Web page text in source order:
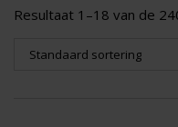
Resultaat 1–18 van de